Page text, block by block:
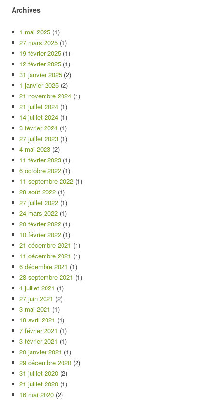
Archives
1 mai 2025 (1)
27 mars 2025 (1)
19 février 2025 (1)
12 février 2025 (1)
31 janvier 2025 (2)
1 janvier 2025 (2)
21 novembre 2024 (1)
21 juillet 2024 (1)
14 juillet 2024 (1)
3 février 2024 (1)
27 juillet 2023 (1)
4 mai 2023 (2)
11 février 2023 (1)
6 octobre 2022 (1)
11 septembre 2022 (1)
28 août 2022 (1)
27 juillet 2022 (1)
24 mars 2022 (1)
20 février 2022 (1)
10 février 2022 (1)
21 décembre 2021 (1)
11 décembre 2021 (1)
6 décembre 2021 (1)
28 septembre 2021 (1)
4 juillet 2021 (1)
27 juin 2021 (2)
3 mai 2021 (1)
18 avril 2021 (1)
7 février 2021 (1)
3 février 2021 (1)
20 janvier 2021 (1)
29 décembre 2020 (2)
31 juillet 2020 (2)
21 juillet 2020 (1)
16 mai 2020 (2)